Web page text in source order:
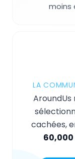
moins
LA
AroundUs
cachées,